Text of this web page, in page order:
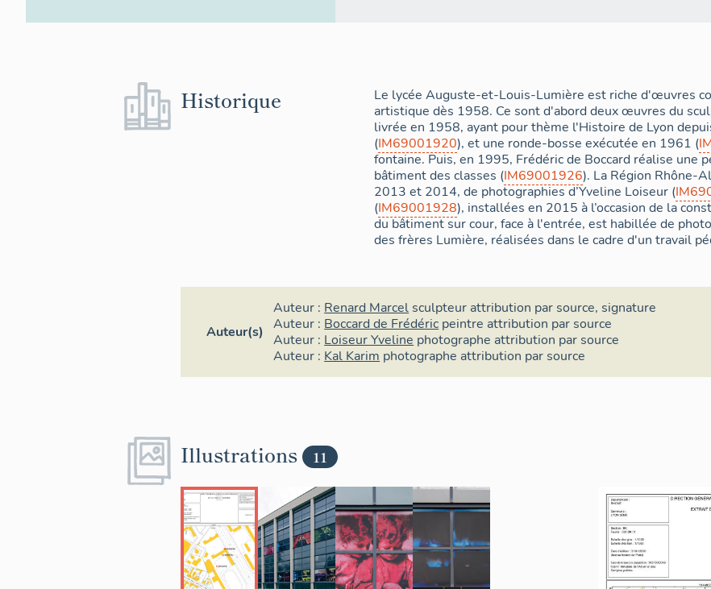
Historique
Le lycée Auguste-et-Louis-Lumière est riche d'œuvres
artistique dès 1958. Ce sont d'abord deux œuvres du
livrée en 1958, ayant pour thème l'Histoire de Lyon
(IM69001920), et une ronde-bosse exécutée en 1961 (
fontaine. Puis, en 1995, Frédéric de Boccard réalise une
bâtiment des classes (IM69001926). La Région Rhône-
2013 et 2014, de photographies d’Yveline Loiseur (
(IM69001928), installées en 2015 à l’occasion de la
du bâtiment sur cour, face à l'entrée, est habillée de
des frères Lumière, réalisées dans le cadre d'un travail
Auteur(s)
Auteur : Renard Marcelsculpteur attribution par source,signature
Auteur : Boccard de Frédéric peintre attribution par source
Auteur : Loiseur Yveline photographe attribution par source
Auteur : Kal Karim photographe attribution par source
Illustrations 11